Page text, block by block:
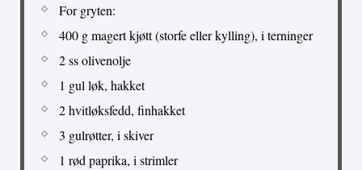
For gryten:
400 g magert kjøtt (storfe eller kylling), i terninger
2 ss olivenolje
1 gul løk, hakket
2 hvitløksfedd, finhakket
3 gulrøtter, i skiver
1 rød paprika, i strimler